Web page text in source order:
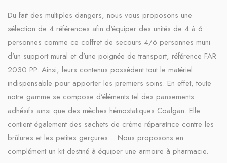
Du fait des multiples dangers, nous vous proposons une
sélection de 4 références afin d‘équiper des unités de 4 à 6
personnes comme ce coffret de secours 4/6 personnes muni
d’un support mural et d’une poignée de transport, référence FAR
2030 PP. Ainsi, leurs contenus possèdent tout le matériel
indispensable pour apporter les premiers soins. En effet, toute
notre gamme se compose d’éléments tel des pansements
adhésifs ainsi que des mèches hémostatiques Coalgan. Elle
contient également des sachets de crème réparatrice contre les
brûlures et les petites gerçures… Nous proposons en
complément un kit destiné à équiper une armoire à pharmacie.